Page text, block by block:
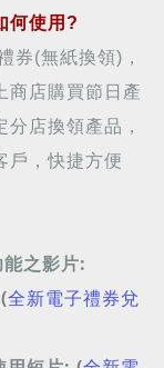
何使用?
券(無紙換領)，
商店購買節日產
店換領產品，
戶，快捷方便
之影片:
(全新電子禮券兌